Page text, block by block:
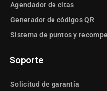
Agendador de citas
Generador de códigos QR
Sistema de puntos y
Soporte
Solicitud de garantía